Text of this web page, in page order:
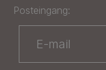
Posteingang: